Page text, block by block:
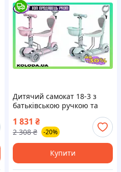
Дитячий самокат 18-3 з
батьківською ручкою та
активного відпочинку
1 831 ₴
2 308 ₴ -20%
Купити